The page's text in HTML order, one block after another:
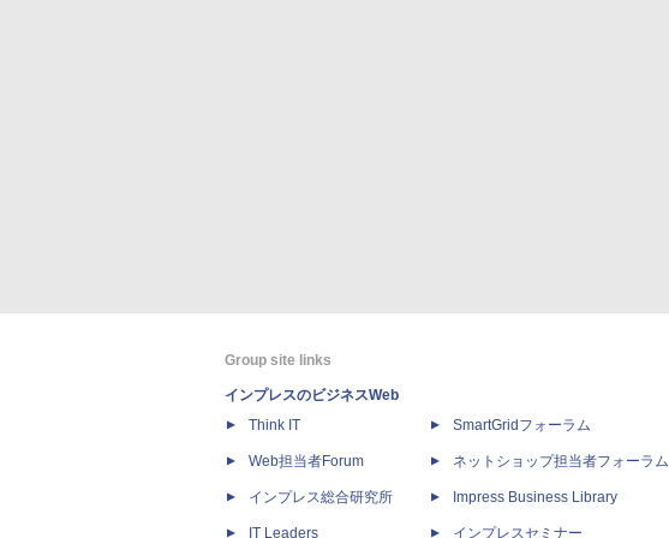
Group site links
インプレスのビジネスWeb
Think IT
Web担当者Forum
インプレス総合研究所
IT Leaders
SmartGridフォーラム
ネットショップ担当者フォーラム
Impress Business Library
インプレスセミナー